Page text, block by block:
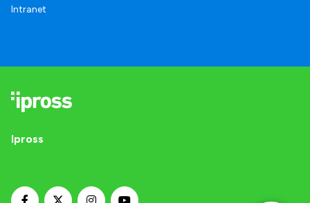
Intranet
Ipross